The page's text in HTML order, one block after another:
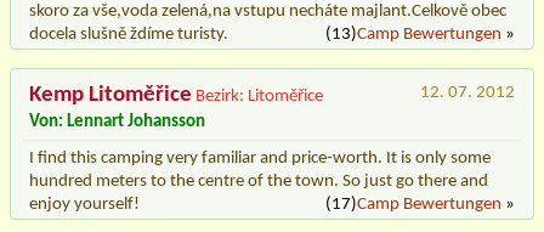
skoro za vše,voda zelená,na vstupu necháte majlant.Celkově obec
docela slušně ždíme turisty.
(13)Camp Bewertungen »
Kemp Litoměřice Bezirk: Litoměřice
12. 07. 2012
Von: Lennart Johansson
I find this camping very familiar and price-worth. It is only some
hundred meters to the centre of the town. So just go there and
enjoy yourself!
(17)Camp Bewertungen »